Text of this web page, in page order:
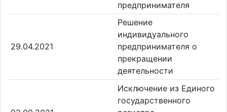
предпринимателя
29.04.2021
Решение
индивидуального
предпринимателя о
прекращении
деятельности
Исключение из Единого
государственного